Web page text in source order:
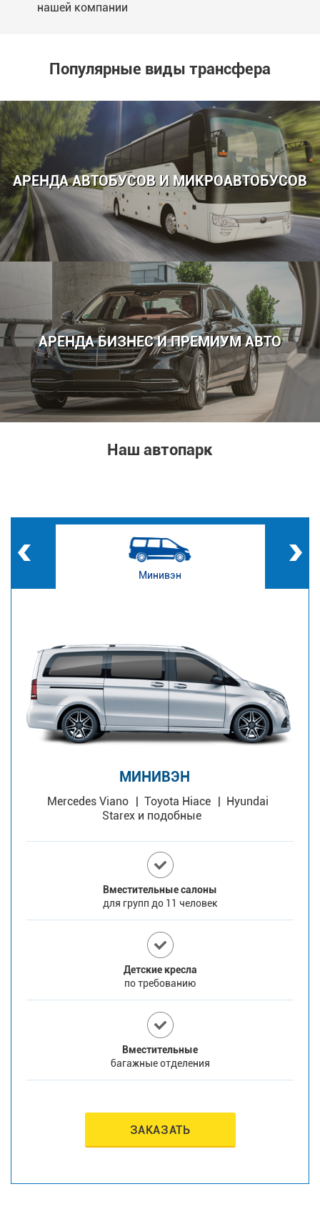
нашей компании
Популярные виды трансфера
АРЕНДА АВТОБУСОВ И МИКРОАВТОБУСОВ
АРЕНДА БИЗНЕС И ПРЕМИУМ АВТО
Наш автопарк
Минивэн
МИНИВЭН
Mercedes Viano Toyota Hiace
Hyundai
Starex и подобные
Вместительные салоны
для групп до 11 человек
Детские кресла
по требованию
Вместительные
багажные отделения
ЗАКАЗАТЬ